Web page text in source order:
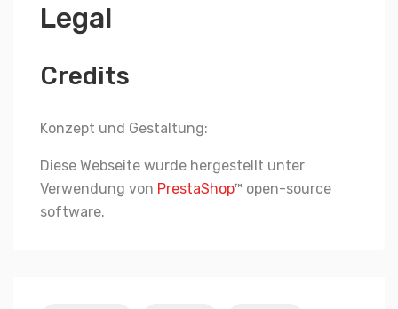
Legal
Credits
Konzept und Gestaltung:
Diese Webseite wurde hergestellt unter
Verwendung von PrestaShop™ open-source
software.